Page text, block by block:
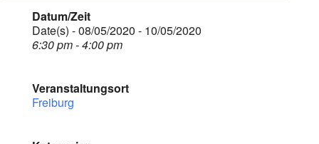
Datum/Zeit
Date(s) - 08/05/2020 - 10/05/2020
6:30 pm - 4:00 pm
Veranstaltungsort
Freiburg